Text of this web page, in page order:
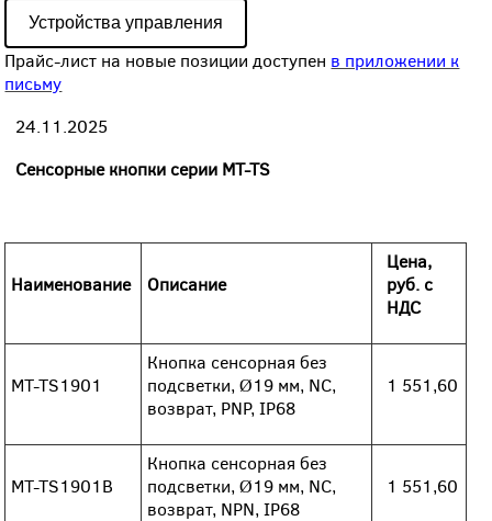
Устройства управления
Прайс-лист на новые позиции доступен в приложении к
письму
24.11.2025
Сенсорные кнопки серии MT-TS
Наименование Описание
Цена,
руб. с
НДС
MT-TS1901
Кнопка сенсорная без
подсветки, Ø19 мм, NC,
возврат, PNP, IP68
1 551,60
MT-TS1901B
Кнопка сенсорная без
подсветки, Ø19 мм, NC,
возврат, NPN, IP68
1 551,60